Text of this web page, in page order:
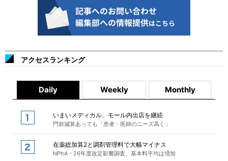
アクセスランキング
Daily Weekly Monthly
いまいメディカル、モール内出店を継続
門前減算あっても「患者・医師のニーズ高く」
在薬総加算2と調剤管理料で大幅マイナス
NPhA・26年度改定影響調査、基本料平均は増加